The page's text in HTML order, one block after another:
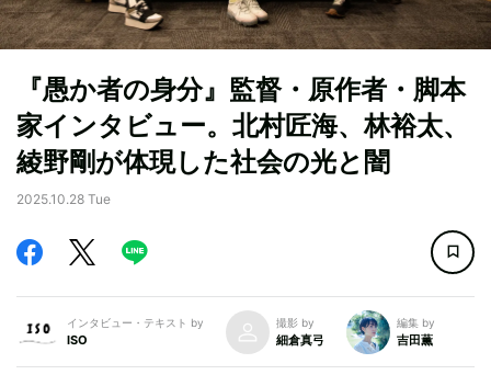
『愚か者の身分』監督・原作者・脚本
家インタビュー。北村匠海、林裕太、
綾野剛が体現した社会の光と闇
2025.10.28 Tue
インタビュー・テキスト by
ISO
撮影 by
細倉真弓
編集 by
吉田薫